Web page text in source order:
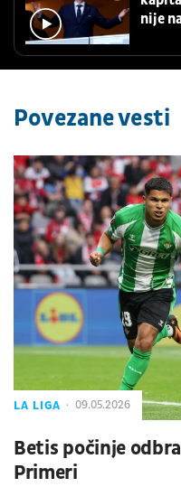
nije
Povezane vesti
LA LIGA 09.05.2026
Betis počinje
Primeri